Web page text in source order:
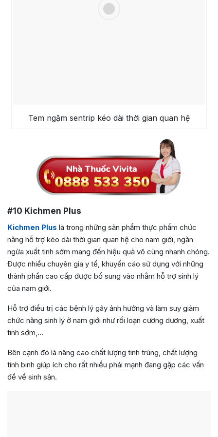
Tem ngậm sentrip kéo dài thời gian quan hệ
#10 Kichmen Plus
Kichmen Plus là trong những sản phẩm thực phẩm chức
năng hỗ trợ kéo dài thời gian quan hệ cho nam giới, ngăn
ngừa xuất tinh sớm mang đến hiệu quả vô cùng nhanh chóng.
Được nhiều chuyên gia y tế, khuyến cáo sử dụng với những
thành phần cao cấp được bổ sung vào nhằm hỗ trợ sinh lý
của nam giới.
Hỗ trợ điều trị các bệnh lý gây ảnh hưởng và làm suy giảm
chức năng sinh lý ở nam giới như rối loạn cương dương, xuất
tinh sớm,…
Bên cạnh đó là nâng cao chất lượng tinh trùng, chất lượng
tinh binh giúp ích cho rất nhiều phái mạnh đang gặp các vấn
đề về sinh sản.